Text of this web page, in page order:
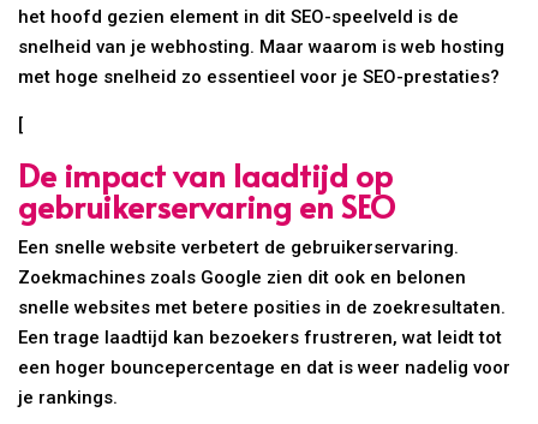
het hoofd gezien element in dit SEO-speelveld is de
snelheid van je webhosting. Maar waarom is web hosting
met hoge snelheid zo essentieel voor je SEO-prestaties?
[
De impact van laadtijd op
gebruikerservaring en SEO
Een snelle website verbetert de gebruikerservaring.
Zoekmachines zoals Google zien dit ook en belonen
snelle websites met betere posities in de zoekresultaten.
Een trage laadtijd kan bezoekers frustreren, wat leidt tot
een hoger bouncepercentage en dat is weer nadelig voor
je rankings.